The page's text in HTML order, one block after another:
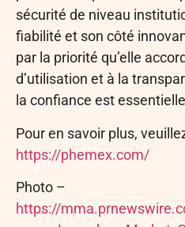
sécurité de niveau
fiabilité et son côté
par la priorité qu’elle
d’utilisation et à la
la confiance est
Pour en savoir plus,
https://phemex.com/
Photo –
https://